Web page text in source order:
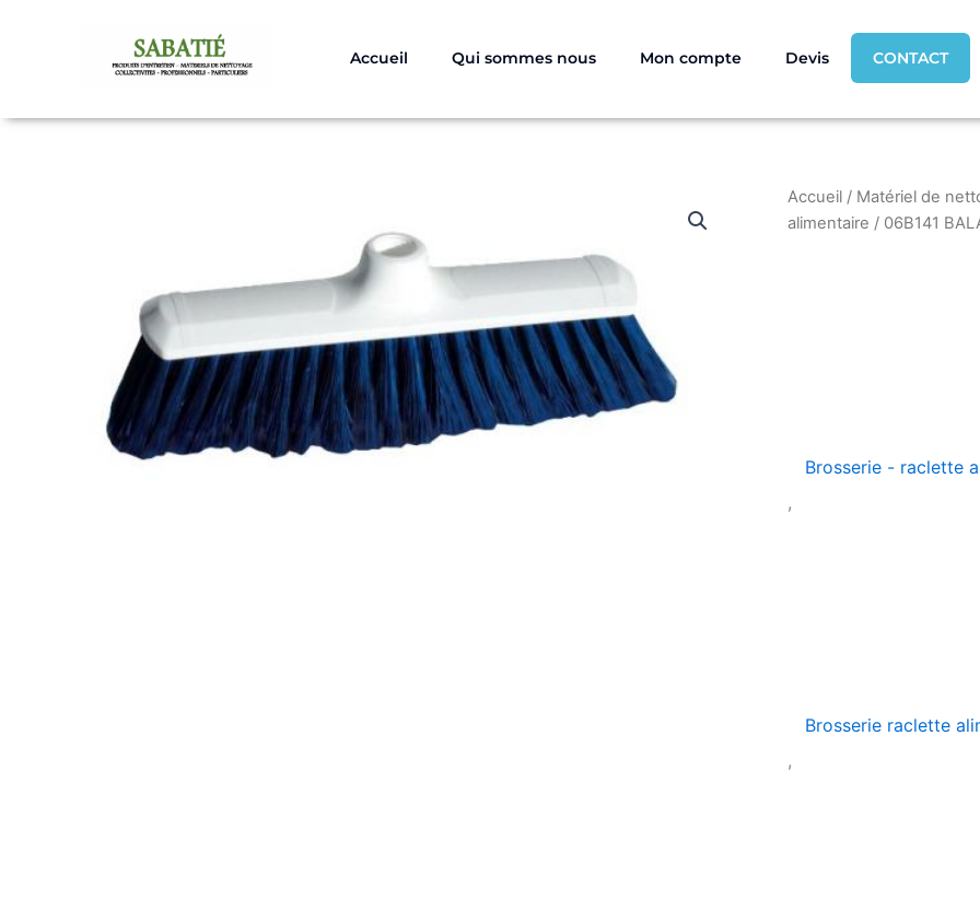
Accueil Qui sommes nous Mon compte Devis CONTACT
Accueil / Matériel de
alimentaire / 06B141
Brosserie - raclette
,
Brosserie raclette
,